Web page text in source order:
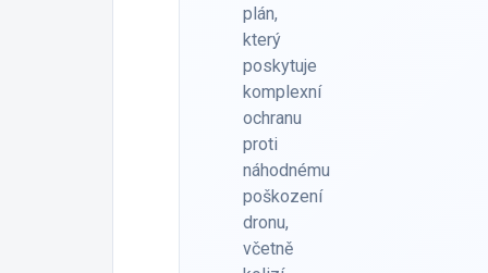
plán,
který
poskytuje
komplexní
ochranu
proti
náhodnému
poškození
dronu,
včetně